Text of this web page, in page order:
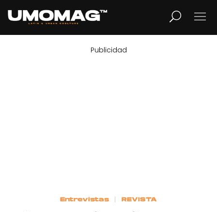
LIFESTYLE
Publicidad
Entrevistas REVISTA